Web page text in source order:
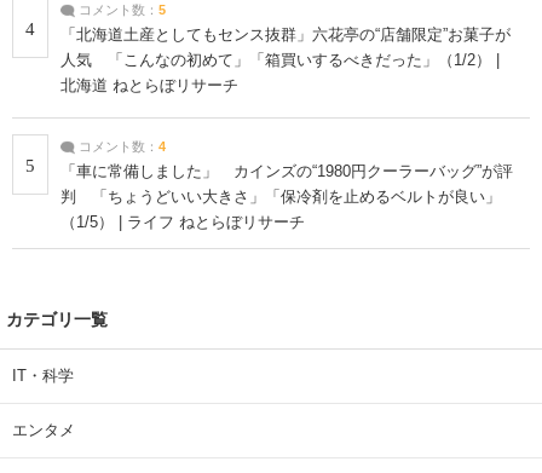
4
コメント数： 5
「北海道土産としてもセンス抜群」六花亭の“店舗限定”お菓子が
人気 「こんなの初めて」「箱買いするべきだった」（1/2） |
北海道 ねとらぼリサーチ
5
コメント数： 4
「車に常備しました」 カインズの“1980円クーラーバッグ”が評
判 「ちょうどいい大きさ」「保冷剤を止めるベルトが良い」
（1/5） | ライフ ねとらぼリサーチ
カテゴリ一覧
IT・科学
エンタメ